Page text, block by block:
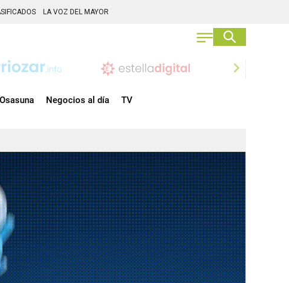
LA VOZ DEL MAYOR
chevron_right
Osasuna Negocios al día TV